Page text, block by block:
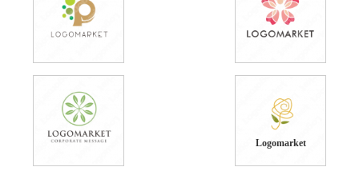
Logomarket